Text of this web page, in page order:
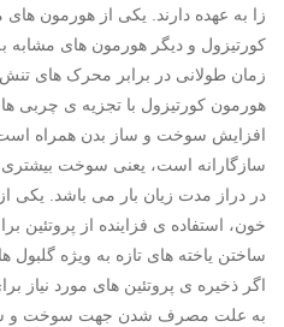
زا به عهده دارند. یکی از هورمون
کورتیزول و دیگر هورمون های مشابه
زمان طولانی در برابر محرک های
هورمون کورتیزول با تجزیه ی چربی
افزایش سوخت و ساز بدن همراه
سازگارانه است، یعنی سوخت
در دراز مدت زیان بار می باشد. یکی از
خون، استفاده ی فزاینده از پروتئین
ساختن یاخته های تازه به ویژه
اگر ذخیره ی پروتئین های مورد نیاز
به علت مصرف شدن جهت سوخت و ساز